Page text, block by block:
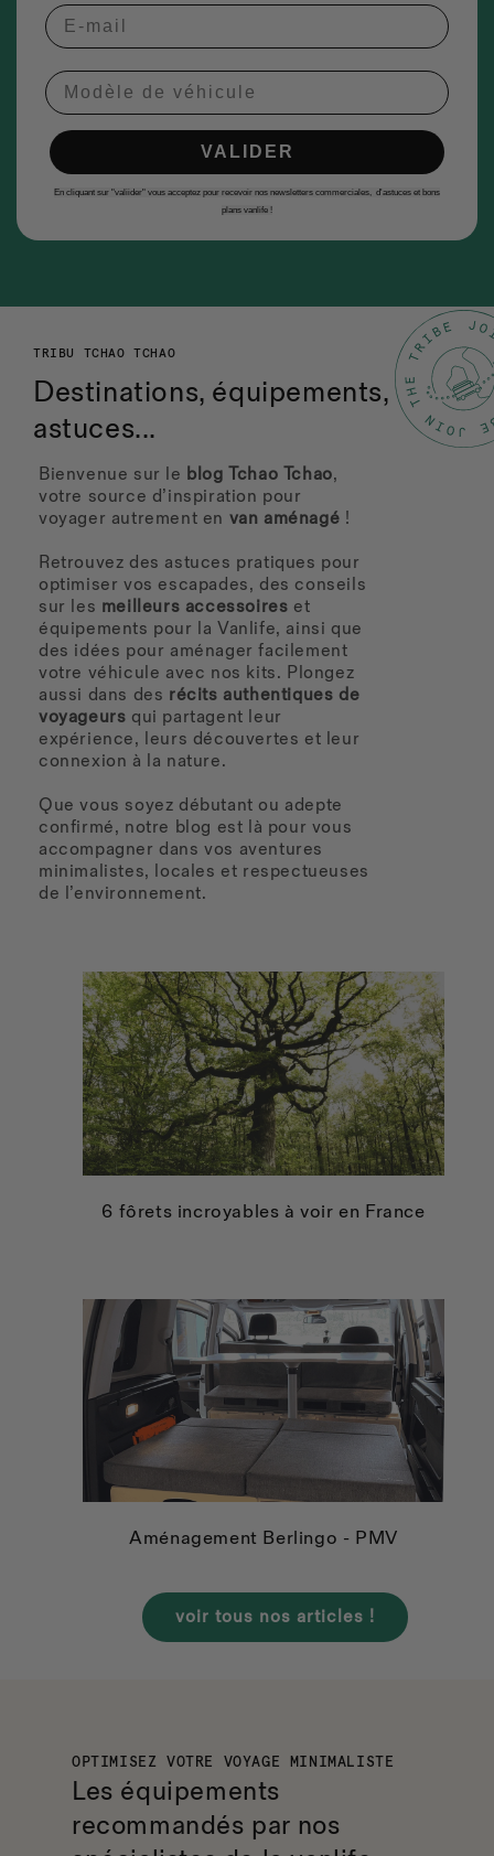
Modèle de véhicule
VALIDER
En cliquant sur "valiider" vous acceptez pour recevoir nos newsletters commerciales, d'astuces et bons
plans vanlife !
TRIBU TCHAO TCHAO
Destinations, équipements,
astuces...
Bienvenue sur le blog Tchao Tchao,
votre source d’inspiration pour
voyager autrement en van aménagé !
Retrouvez des astuces pratiques pour
optimiser vos escapades, des conseils
sur les meilleurs accessoires et
équipements pour la Vanlife, ainsi que
des idées pour aménager facilement
votre véhicule avec nos kits. Plongez
aussi dans des récits authentiques de
voyageurs qui partagent leur
expérience, leurs découvertes et leur
connexion à la nature.
Que vous soyez débutant ou adepte
confirmé, notre blog est là pour vous
accompagner dans vos aventures
minimalistes, locales et respectueuses
de l’environnement.
6 fôrets incroyables à voir en France
Aménagement Berlingo - PMV
voir tous nos articles !
OPTIMISEZ VOTRE VOYAGE MINIMALISTE
Les équipements
recommandés par nos